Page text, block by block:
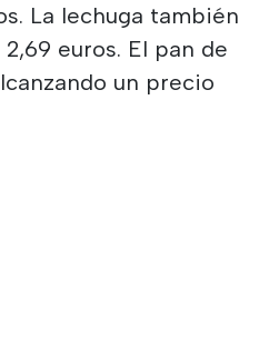
La lechuga también
euros. El pan de
un precio